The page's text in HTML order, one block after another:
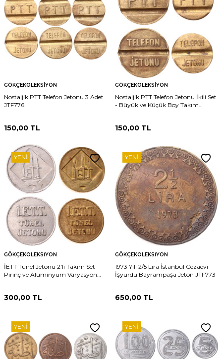
GÖKÇEKOLEKSIYON
Nostaljik PTT Telefon Jetonu 3 Adet
JTF776
150,00 TL
GÖKÇEKOLEKSIYON
Nostaljik PTT Telefon Jetonu İkili Set
- Büyük ve Küçük Boy Takım
150,00 TL
YENI
GÖKÇEKOLEKSIYON
İETT Tünel Jetonu 2'li Takım Set -
Pirinç ve Alüminyum Varyasyon
300,00 TL
YENI
GÖKÇEKOLEKSIYON
1973 Yılı 2/5 Lira İstanbul Cezaevi
İşyurdu Bayrampaşa Jeton JTF773
650,00 TL
YENI YENI